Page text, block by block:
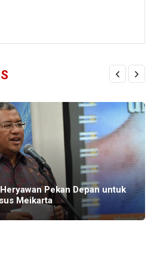
Pekan Depan untuk
Meikarta